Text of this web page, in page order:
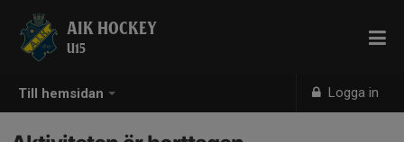
Till hemsidan Logga in
AIK HOCKEY
U15